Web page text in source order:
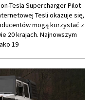
Tesla Supercharger Pilot
Tesli okazuje się,
mogą korzystać z
20 krajach. Najnowszym
19